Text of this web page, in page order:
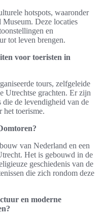
hotspots, waaronder
Museum. Deze locaties
en
tot leven brengen.
voor toeristen in
tours, zelfgeleide
Utrechtse grachten. Er zijn
die de levendigheid van de
het toerisme.
van Nederland en een
Het is gebouwd in de
geschiedenis van de
die zich rondom deze
en moderne